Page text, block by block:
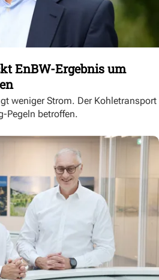
EnBW-Ergebnis um
weniger Strom. Der Kohletransport
Pegeln betroffen.